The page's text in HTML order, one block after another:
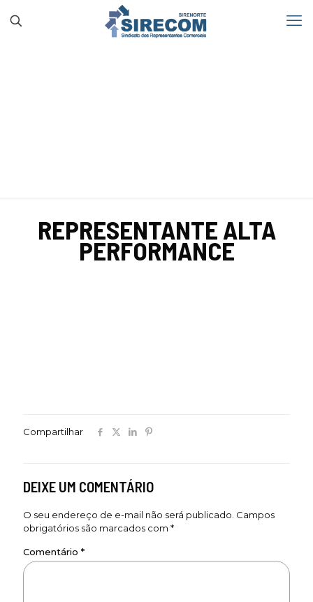
REPRESENTANTE ALTA
PERFORMANCE
Compartilhar
DEIXE UM COMENTÁRIO
O seu endereço de e-mail não será publicado. Campos
obrigatórios são marcados com *
Comentário *